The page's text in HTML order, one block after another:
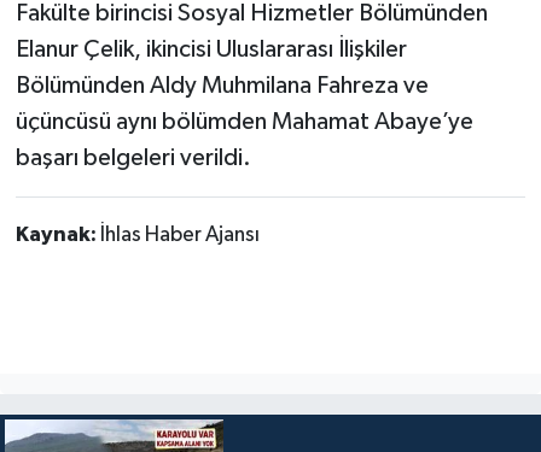
Fakülte birincisi Sosyal Hizmetler Bölümünden
Elanur Çelik, ikincisi Uluslararası İlişkiler
Bölümünden Aldy Muhmilana Fahreza ve
üçüncüsü aynı bölümden Mahamat Abaye’ye
başarı belgeleri verildi.
Kaynak: İhlas Haber Ajansı